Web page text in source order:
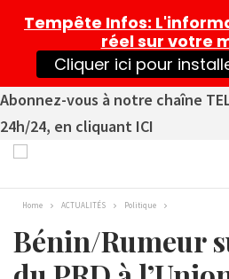
Abonnez-vous à notre chaîne
24h/24, en cliquant ICI
Home ACTUALITÉS Politique
Bénin/Rumeur
Tempête Infos:
réel sur votre
Cliquer ici pour